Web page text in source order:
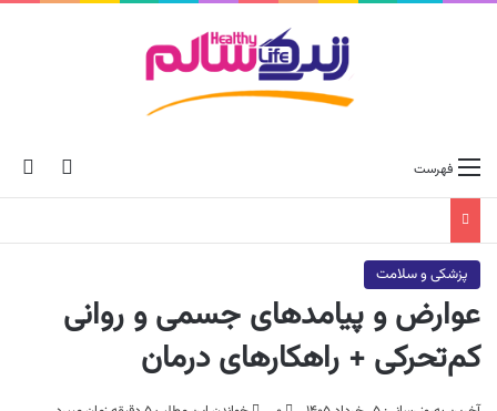
skin فهرست
پزشکی و سلامت
عوارض و پیامدهای جسمی و روانی
کم‌تحرکی + راهکارهای درمان